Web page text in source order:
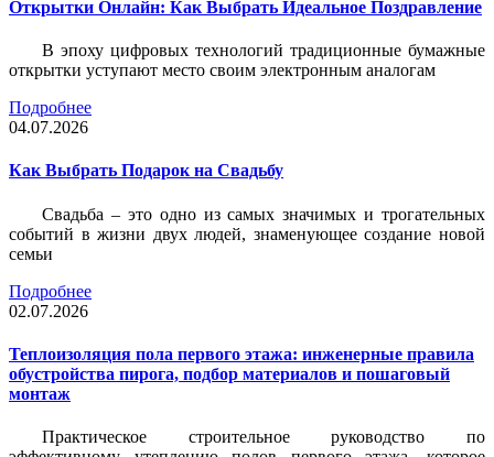
Открытки Онлайн: Как Выбрать Идеальное Поздравление
В эпоху цифровых технологий традиционные бумажные
открытки уступают место своим электронным аналогам
Подробнее
04.07.2026
Как Выбрать Подарок на Свадьбу
Свадьба – это одно из самых значимых и трогательных
событий в жизни двух людей, знаменующее создание новой
семьи
Подробнее
02.07.2026
Теплоизоляция пола первого этажа: инженерные правила
обустройства пирога, подбор материалов и пошаговый
монтаж
Практическое строительное руководство по